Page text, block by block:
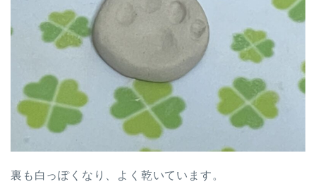
裏も白っぽくなり、よく乾いています。